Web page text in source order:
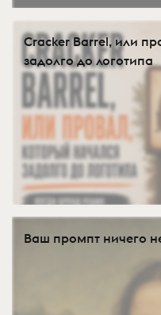
Cracker Barrel, или
задолго до логотипа
Ваш промпт ничего